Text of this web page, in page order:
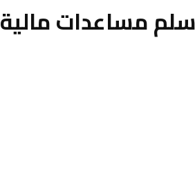
مساعدات مالية